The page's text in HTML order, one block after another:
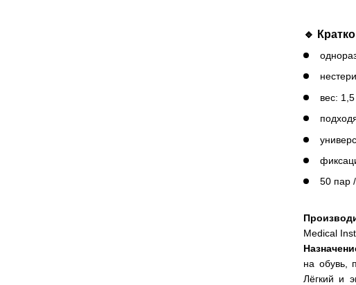
🔹
вес:
50 пар
Medical
на обувь,
Лёгкий и